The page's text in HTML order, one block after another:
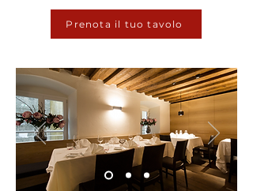
Prenota il tuo tavolo